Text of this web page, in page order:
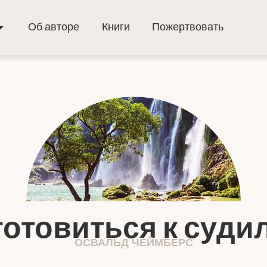
Об авторе Книги Пожертвовать
к
ОСВАЛЬД ЧЕЙМБЕРС